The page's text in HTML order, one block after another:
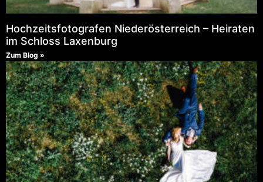
Hochzeitsfotografen Niederösterreich – Heiraten
im Schloss Laxenburg
Zum Blog »